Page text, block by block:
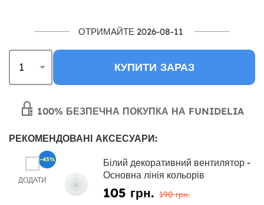
ОТРИМАЙТЕ 2026-08-11
КУПИТИ ЗАРАЗ
100% БЕЗПЕЧНА ПОКУПКА НА FUNIDELIA
РЕКОМЕНДОВАНІ АКСЕСУАРИ:
ДОДАТИ
Білий декоративний вентилятор -
Основна лінія кольорів
105 грн. 190 грн.
-45%